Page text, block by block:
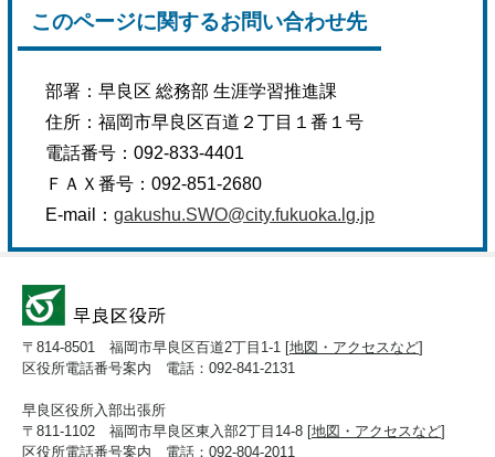
このページに関するお問い合わせ先
部署：早良区 総務部 生涯学習推進課
住所：福岡市早良区百道２丁目１番１号
電話番号：092-833-4401
ＦＡＸ番号：092-851-2680
E-mail：gakushu.SWO@city.fukuoka.lg.jp
〒814-8501 福岡市早良区百道2丁目1-1 [地図・アクセスなど]
区役所電話番号案内 電話：092-841-2131
早良区役所入部出張所
〒811-1102 福岡市早良区東入部2丁目14-8 [地図・アクセスなど]
区役所電話番号案内 電話：092-804-2011